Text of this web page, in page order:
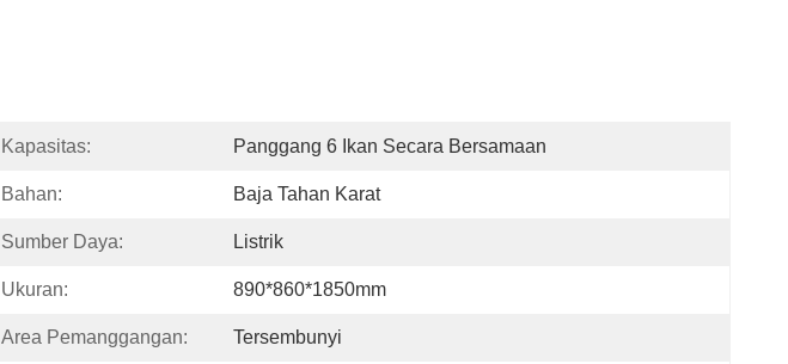
Kapasitas: Panggang 6 Ikan Secara Bersamaan
Bahan: Baja Tahan Karat
Sumber Daya: Listrik
Ukuran: 890*860*1850mm
Area Pemanggangan: Tersembunyi